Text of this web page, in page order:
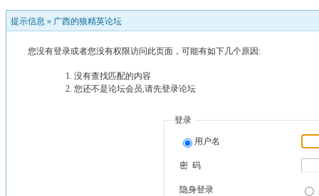
提示信息 » 广西的狼精英论坛
您没有登录或者您没有权限访问此页面，可能有如下几个原因:
没有查找匹配的内容
您还不是论坛会员,请先登录论坛
登录
用户名
密 码
隐身登录